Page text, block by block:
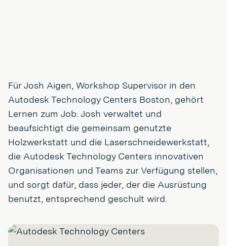
Für Josh Aigen, Workshop Supervisor in den
Autodesk Technology Centers Boston, gehört
Lernen zum Job. Josh verwaltet und
beaufsichtigt die gemeinsam genutzte
Holzwerkstatt und die Laserschneidewerkstatt,
die Autodesk Technology Centers innovativen
Organisationen und Teams zur Verfügung stellen,
und sorgt dafür, dass jeder, der die Ausrüstung
benutzt, entsprechend geschult wird.